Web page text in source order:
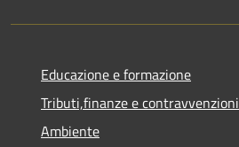
Educazione e formazione
Tributi,finanze e contravvenzioni
Ambiente